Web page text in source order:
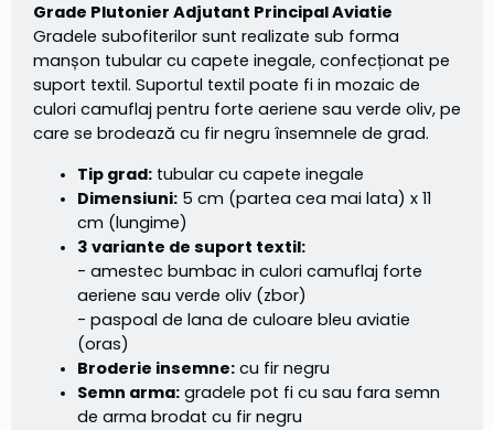
Grade Plutonier Adjutant Principal Aviatie
Gradele subofiterilor sunt realizate sub forma
manșon tubular cu capete inegale, confecționat pe
suport textil. Suportul textil poate fi in mozaic de
culori camuflaj pentru forte aeriene sau verde oliv, pe
care se brodează cu fir negru însemnele de grad.
Tip grad: tubular cu capete inegale
Dimensiuni: 5 cm (partea cea mai lata) x 11
cm (lungime)
3 variante de suport textil:
- amestec bumbac in culori camuflaj forte
aeriene sau verde oliv (zbor)
- paspoal de lana de culoare bleu aviatie
(oras)
Broderie insemne: cu fir negru
Semn arma: gradele pot fi cu sau fara semn
de arma brodat cu fir negru